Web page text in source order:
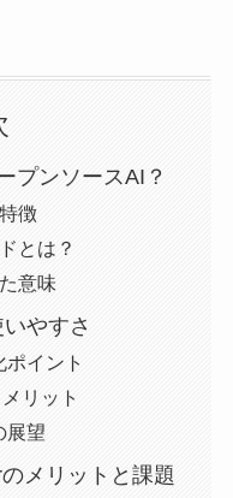
プンソースAI？
徴
とは？
意味
やすさ
ポイント
リット
展望
メリットと課題